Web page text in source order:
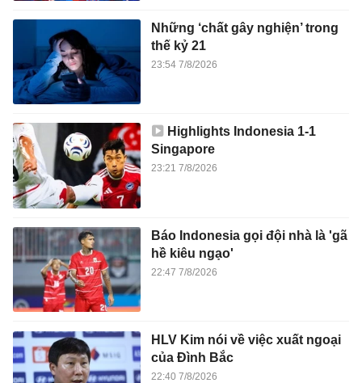
Những ‘chất gây nghiện’ trong
thế kỷ 21
23:54 7/8/2026
Highlights Indonesia 1-1
Singapore
23:21 7/8/2026
Báo Indonesia gọi đội nhà là 'gã
hề kiêu ngạo'
22:47 7/8/2026
HLV Kim nói về việc xuất ngoại
của Đình Bắc
22:40 7/8/2026